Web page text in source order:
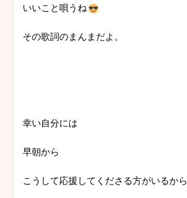
いいこと唄うね
その歌詞のまんまだよ。
幸い自分には
早朝から
こうして応援してくださる方がいるから